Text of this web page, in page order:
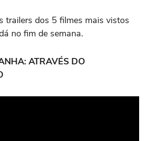
trailers dos 5 filmes mais vistos
no fim de semana.
ATRAVÉS DO